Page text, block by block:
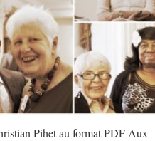
Pihet au format PDF Aux